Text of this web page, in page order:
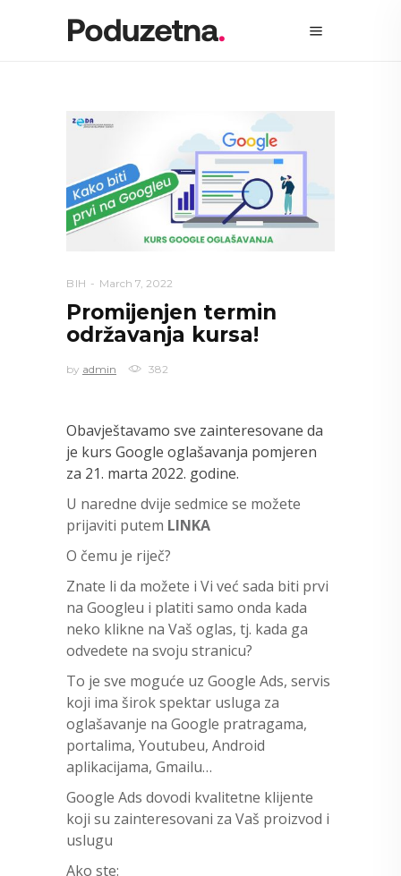
BIH March 7, 2022
Promijenjen termin
održavanja kursa!
by admin 382
Obavještavamo sve zainteresovane da
je kurs Google oglašavanja pomjeren
za 21. marta 2022. godine.
U naredne dvije sedmice se možete
prijaviti putem LINKA
O čemu je riječ?
Znate li da možete i Vi već sada biti prvi
na Googleu i platiti samo onda kada
neko klikne na Vaš oglas, tj. kada ga
odvedete na svoju stranicu?
To je sve moguće uz Google Ads, servis
koji ima širok spektar usluga za
oglašavanje na Google pratragama,
portalima, Youtubeu, Android
aplikacijama, Gmailu…
Google Ads dovodi kvalitetne klijente
koji su zainteresovani za Vaš proizvod i
uslugu
Ako ste: